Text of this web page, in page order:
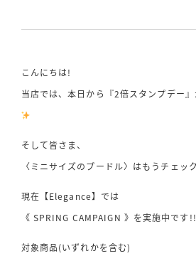
こんにちは!
当店では、本日から『2倍スタンプデー
そして皆さま、
〈ミニサイズのプードル〉はもうチェッ
現在【Elegance】では
《 SPRING CAMPAIGN 》を実施中です!!
対象商品(いずれかを含む)